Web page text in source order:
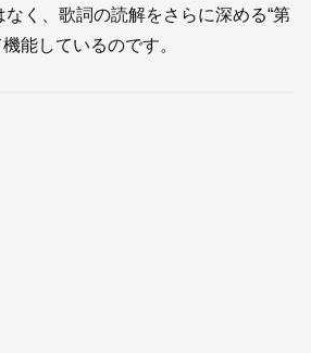
く、歌詞の読解をさらに深める“第
能しているのです。